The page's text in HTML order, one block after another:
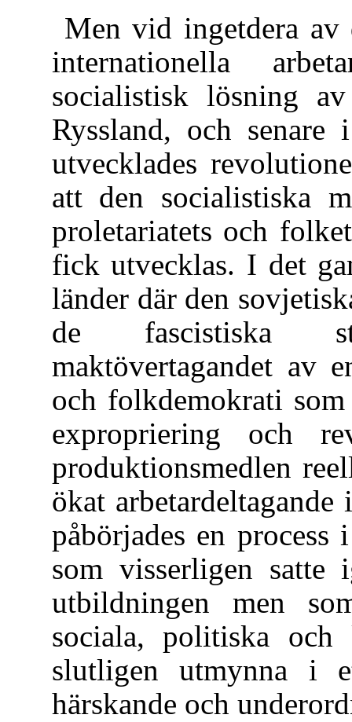
Men vid ingetdera av
internationella
socialistisk lösning
Ryssland, och senare
utvecklades
att den socialistiska
proletariatets och
fick utvecklas. I det
länder där den
de fascistiska
maktövertagandet av
och folkdemokrati som
expropriering och
produktionsmedlen
ökat
påbörjades en
som visserligen satte
utbildningen men
sociala, politiska
slutligen utmynna i
härskande och